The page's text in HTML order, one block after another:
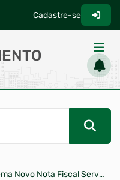
Cadastre-se
Atualização E-Mail - Cadastro Sistema Novo Nota Fiscal Serviço